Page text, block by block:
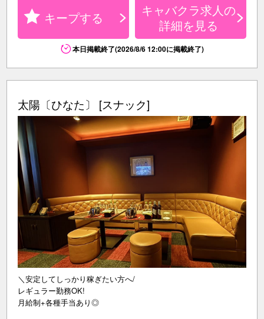
キープする
キャバクラ求人の
詳細を見る
本日掲載終了(2026/8/6 12:00に掲載終了)
太陽〔ひなた〕 [スナック]
＼安定してしっかり稼ぎたい方へ/
レギュラー勤務OK!
月給制+各種手当あり◎